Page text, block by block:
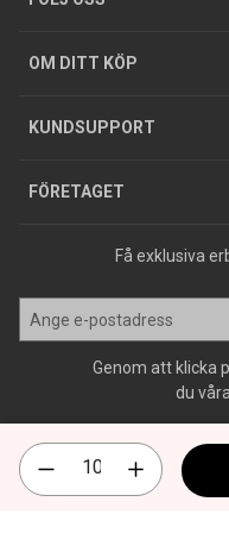
OM DITT KÖP
GDPR
KUNDSUPPORT
Köpguider
Varumärken
FÖRETAGET
Hållbarhet
Jobba hos oss
Press
Få exklusiva
Genom att klicka
du